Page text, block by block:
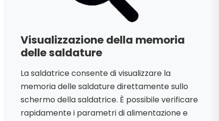
Visualizzazione della memoria
delle saldature
La saldatrice consente di visualizzare la
memoria delle saldature direttamente sullo
schermo della saldatrice. È possibile verificare
rapidamente i parametri di alimentazione e